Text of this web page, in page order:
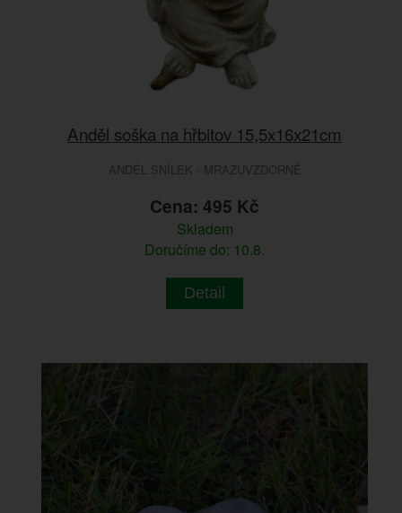
Anděl soška na hřbitov 15,5x16x21cm
ANDĚL SNÍLEK - MRAZUVZDORNÉ
Cena: 495 Kč
Skladem
Doručíme do: 10.8.
Detail